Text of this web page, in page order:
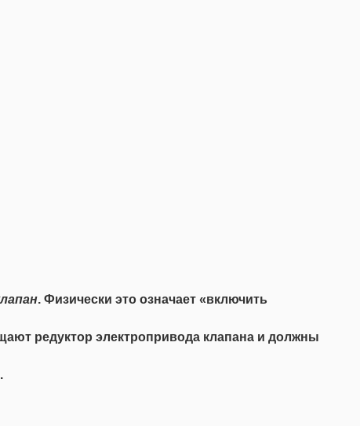
. Физически это означает «включить
редуктор электропривода клапана и должны